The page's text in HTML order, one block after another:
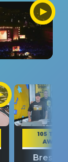
105 TAKE
AWAY
Bresh: